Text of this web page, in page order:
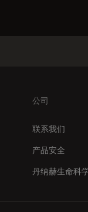
公司
联系我们
产品安全
丹纳赫生命科